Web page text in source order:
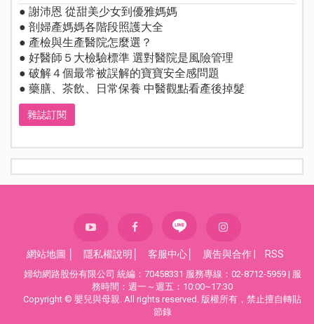
● 謝沛恩 從甜美少女到優雅媽媽
● 剖婦產媽媽各階段照護大全
● 產檢與生產醫院怎麼選？
● 好醫師５大檢驗標準 選對醫院是風險管理
● 破解４個最常被誤解的寶寶安全感問題
● 藥膳、茶飲、日常保養 中醫觀點看產後掉髮
雜誌訂閱
網站地圖 隱私權說明 客服中心 廣告與合作 RSS
婦幼網路股份有限公司 統編：70458331 服務專線：02-8712-5959 | 服
務時間：週一～週五：10:00~17:30
Copyright © 嬰兒與母親. All rights reserved. 版權所有，禁止擅自轉貼
節錄